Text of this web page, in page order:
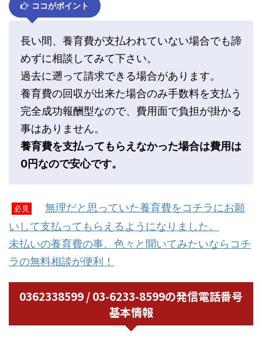
ココがポイント
長い間、養育費が支払われていない場合でも諦
めずに相談してみて下さい。
過去に遡って請求できる場合があります。
養育費の回収が出来た場合のみ手数料を支払う
完全成功報酬型なので、費用面で負担が掛かる
事はありません。
養育費を支払ってもらえなかった場合は費用は
0円なので安心です。
必見
無理だと思っていた養育費をコチラにお願
いして支払ってもらえるようになりました。
未払いの養育費の事、色々と聞いてみたいならコチ
ラの無料相談が便利！
0362338599 / 03-6233-8599の発信電話番号
基本情報